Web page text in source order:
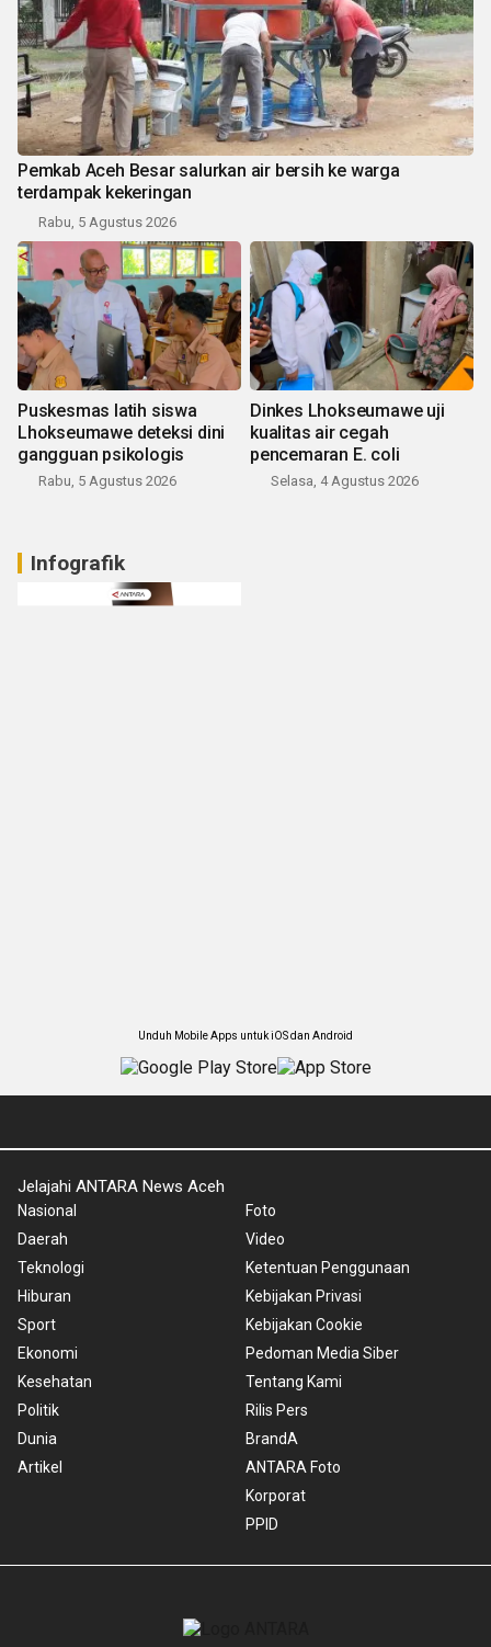
Pemkab Aceh Besar salurkan air bersih ke warga
terdampak kekeringan
Rabu, 5 Agustus 2026
Puskesmas latih siswa
Lhokseumawe deteksi dini
gangguan psikologis
Rabu, 5 Agustus 2026
Dinkes Lhokseumawe uji
kualitas air cegah
pencemaran E. coli
Selasa, 4 Agustus 2026
Infografik
Unduh Mobile Apps untuk iOS dan Android
Jelajahi ANTARA News Aceh
Nasional
Daerah
Teknologi
Hiburan
Sport
Ekonomi
Kesehatan
Politik
Dunia
Artikel
Foto
Video
Ketentuan Penggunaan
Kebijakan Privasi
Kebijakan Cookie
Pedoman Media Siber
Tentang Kami
Rilis Pers
BrandA
ANTARA Foto
Korporat
PPID